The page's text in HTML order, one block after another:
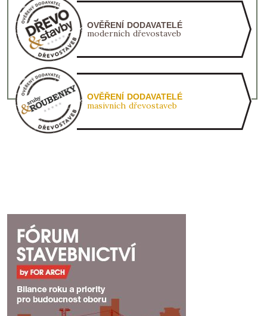
OVĚŘENÍ DODAVATELÉ
moderních dřevostaveb
OVĚŘENÍ DODAVATELÉ
masivních dřevostaveb